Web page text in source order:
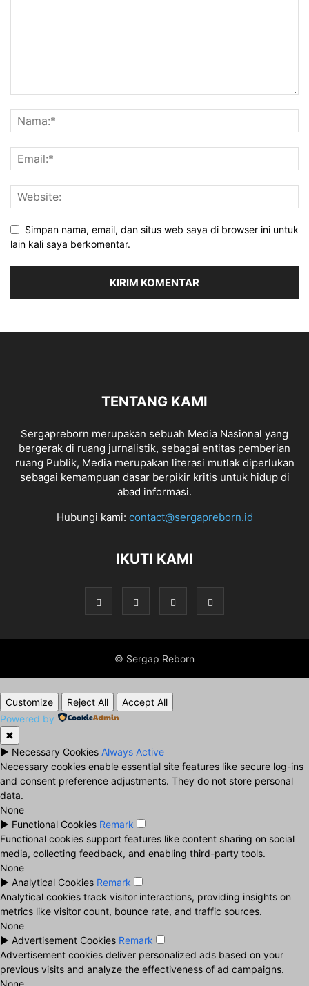
Simpan nama, email, dan situs web saya di browser ini untuk
lain kali saya berkomentar.
TENTANG KAMI
Sergapreborn merupakan sebuah Media Nasional yang
bergerak di ruang jurnalistik, sebagai entitas pemberian
ruang Publik, Media merupakan literasi mutlak diperlukan
sebagai kemampuan dasar berpikir kritis untuk hidup di
abad informasi.
Hubungi kami: contact@sergapreborn.id
IKUTI KAMI
© Sergap Reborn
Customize Reject All
Accept All
Powered by
✖
► Necessary Cookies Always Active
Necessary cookies enable essential site features like secure log-ins
and consent preference adjustments. They do not store personal
data.
None
► Functional Cookies Remark
Functional cookies support features like content sharing on social
media, collecting feedback, and enabling third-party tools.
None
► Analytical Cookies Remark
Analytical cookies track visitor interactions, providing insights on
metrics like visitor count, bounce rate, and traffic sources.
None
► Advertisement Cookies Remark
Advertisement cookies deliver personalized ads based on your
previous visits and analyze the effectiveness of ad campaigns.